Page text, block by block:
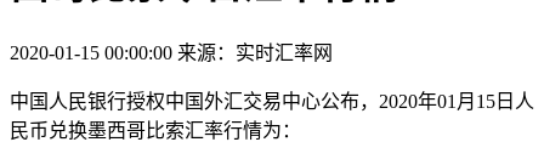
2020-01-15 00:00:00 来源：实时汇率网
中国人民银行授权中国外汇交易中心公布，2020年01月15日人
民币兑换墨西哥比索汇率行情为：